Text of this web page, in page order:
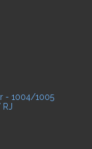
- 1004/1005